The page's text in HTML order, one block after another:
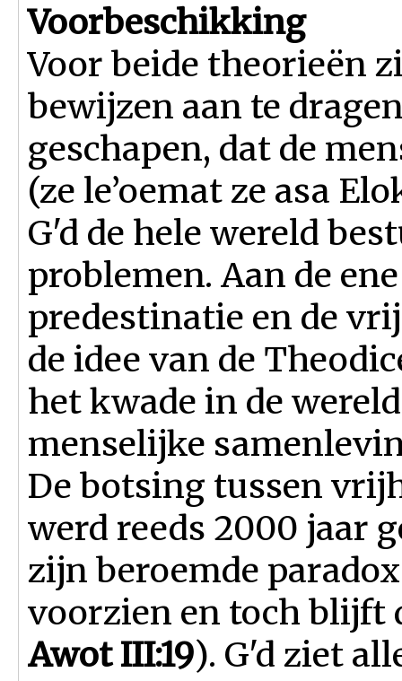
Voorbeschikking
Voor beide theorieën
bewijzen aan te
geschapen, dat de
(ze le’oemat ze asa
G'd de hele wereld
problemen. Aan de
predestinatie en de
de idee van de
het kwade in de
menselijke
De botsing tussen
werd reeds 2000 jaar
zijn beroemde
voorzien en toch blijft
Awot III:19). G'd ziet